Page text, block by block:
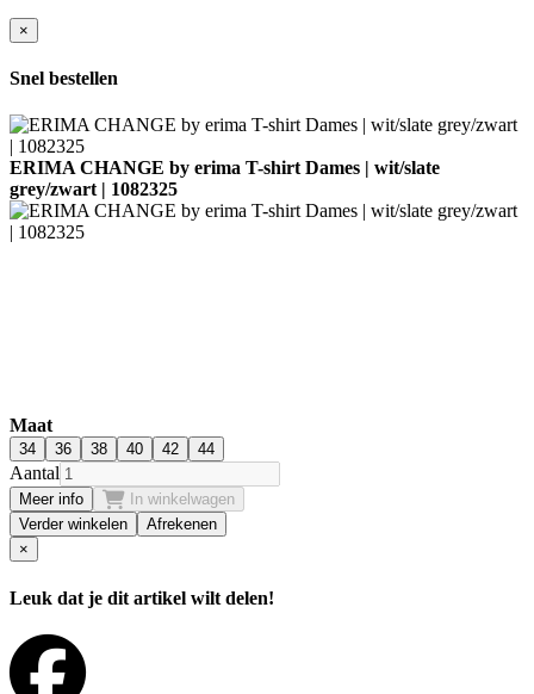
×
Snel bestellen
ERIMA CHANGE by erima T-shirt Dames | wit/slate
grey/zwart | 1082325
Maat
34 36 38 40 42 44
Aantal
Meer info
In winkelwagen
Verder winkelen
Afrekenen
×
Leuk dat je dit artikel wilt delen!